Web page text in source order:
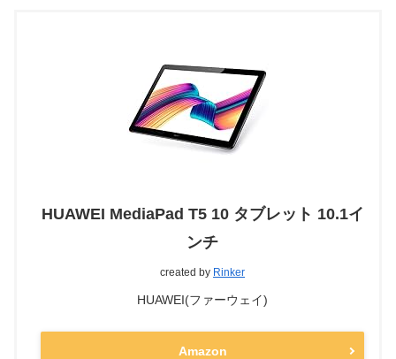
HUAWEI MediaPad T5 10 タブレット 10.1イ
ンチ
created by Rinker
HUAWEI(ファーウェイ)
Amazon